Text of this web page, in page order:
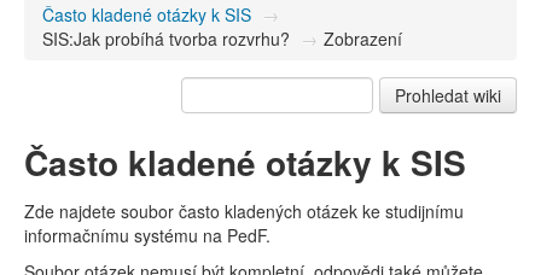
Často kladené otázky k SIS →
SIS:Jak probíhá tvorba rozvrhu? → Zobrazení
Často kladené otázky k SIS
Zde najdete soubor často kladených otázek ke studijnímu
informačnímu systému na PedF.